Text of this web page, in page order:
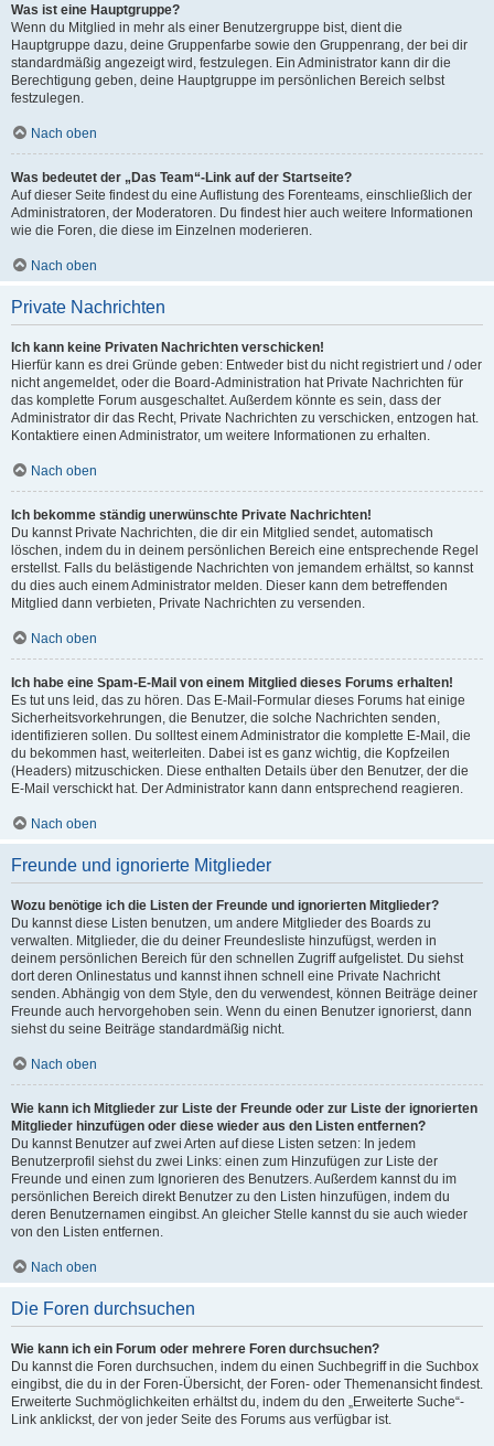
Was ist eine Hauptgruppe?
Wenn du Mitglied in mehr als einer Benutzergruppe bist, dient die
Hauptgruppe dazu, deine Gruppenfarbe sowie den Gruppenrang, der bei dir
standardmäßig angezeigt wird, festzulegen. Ein Administrator kann dir die
Berechtigung geben, deine Hauptgruppe im persönlichen Bereich selbst
festzulegen.
Nach oben
Was bedeutet der „Das Team“-Link auf der Startseite?
Auf dieser Seite findest du eine Auflistung des Forenteams, einschließlich der
Administratoren, der Moderatoren. Du findest hier auch weitere Informationen
wie die Foren, die diese im Einzelnen moderieren.
Nach oben
Private Nachrichten
Ich kann keine Privaten Nachrichten verschicken!
Hierfür kann es drei Gründe geben: Entweder bist du nicht registriert und / oder
nicht angemeldet, oder die Board-Administration hat Private Nachrichten für
das komplette Forum ausgeschaltet. Außerdem könnte es sein, dass der
Administrator dir das Recht, Private Nachrichten zu verschicken, entzogen hat.
Kontaktiere einen Administrator, um weitere Informationen zu erhalten.
Nach oben
Ich bekomme ständig unerwünschte Private Nachrichten!
Du kannst Private Nachrichten, die dir ein Mitglied sendet, automatisch
löschen, indem du in deinem persönlichen Bereich eine entsprechende Regel
erstellst. Falls du belästigende Nachrichten von jemandem erhältst, so kannst
du dies auch einem Administrator melden. Dieser kann dem betreffenden
Mitglied dann verbieten, Private Nachrichten zu versenden.
Nach oben
Ich habe eine Spam-E-Mail von einem Mitglied dieses Forums erhalten!
Es tut uns leid, das zu hören. Das E-Mail-Formular dieses Forums hat einige
Sicherheitsvorkehrungen, die Benutzer, die solche Nachrichten senden,
identifizieren sollen. Du solltest einem Administrator die komplette E-Mail, die
du bekommen hast, weiterleiten. Dabei ist es ganz wichtig, die Kopfzeilen
(Headers) mitzuschicken. Diese enthalten Details über den Benutzer, der die
E-Mail verschickt hat. Der Administrator kann dann entsprechend reagieren.
Nach oben
Freunde und ignorierte Mitglieder
Wozu benötige ich die Listen der Freunde und ignorierten Mitglieder?
Du kannst diese Listen benutzen, um andere Mitglieder des Boards zu
verwalten. Mitglieder, die du deiner Freundesliste hinzufügst, werden in
deinem persönlichen Bereich für den schnellen Zugriff aufgelistet. Du siehst
dort deren Onlinestatus und kannst ihnen schnell eine Private Nachricht
senden. Abhängig von dem Style, den du verwendest, können Beiträge deiner
Freunde auch hervorgehoben sein. Wenn du einen Benutzer ignorierst, dann
siehst du seine Beiträge standardmäßig nicht.
Nach oben
Wie kann ich Mitglieder zur Liste der Freunde oder zur Liste der ignorierten
Mitglieder hinzufügen oder diese wieder aus den Listen entfernen?
Du kannst Benutzer auf zwei Arten auf diese Listen setzen: In jedem
Benutzerprofil siehst du zwei Links: einen zum Hinzufügen zur Liste der
Freunde und einen zum Ignorieren des Benutzers. Außerdem kannst du im
persönlichen Bereich direkt Benutzer zu den Listen hinzufügen, indem du
deren Benutzernamen eingibst. An gleicher Stelle kannst du sie auch wieder
von den Listen entfernen.
Nach oben
Die Foren durchsuchen
Wie kann ich ein Forum oder mehrere Foren durchsuchen?
Du kannst die Foren durchsuchen, indem du einen Suchbegriff in die Suchbox
eingibst, die du in der Foren-Übersicht, der Foren- oder Themenansicht findest.
Erweiterte Suchmöglichkeiten erhältst du, indem du den „Erweiterte Suche“-
Link anklickst, der von jeder Seite des Forums aus verfügbar ist.